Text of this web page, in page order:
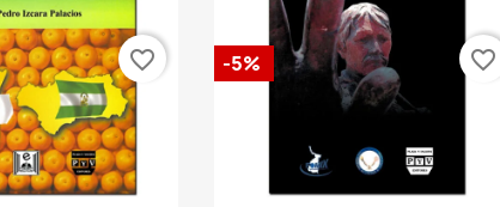
favorite_border -5% favorite_border